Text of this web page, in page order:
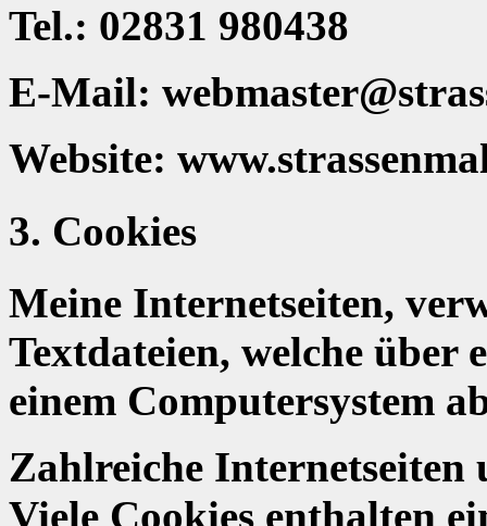
Tel.: 02831 980438
E-Mail:
Website:
3. Cookies
Meine Internetseiten,
Textdateien, welche über
einem Computersystem
Zahlreiche Internetseiten
Viele Cookies enthalten